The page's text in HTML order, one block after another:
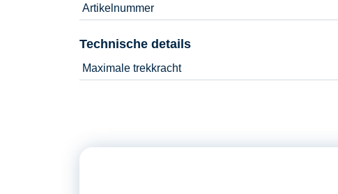
Artikelnummer
Technische details
Maximale trekkracht